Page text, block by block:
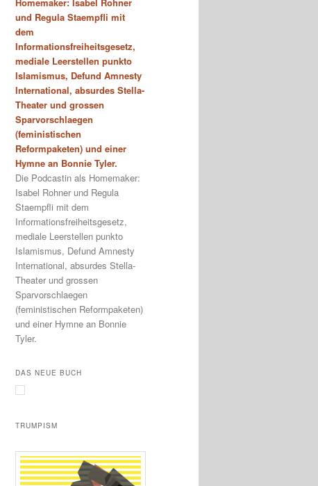
und Regula Staempfli mit
dem
Informationsfreiheitsgesetz,
mediale Leerstellen punkto
Islamismus, Defund Amnesty
International, absurdes Stella-
Theater und grossen
Sparvorschlaegen
(feministischen
Reformpaketen) und einer
Hymne an Bonnie Tyler.
Die Podcastin als Homemaker:
Isabel Rohner und Regula
Staempfli mit dem
Informationsfreiheitsgesetz,
mediale Leerstellen punkto
Islamismus, Defund Amnesty
International, absurdes Stella-
Theater und grossen
Sparvorschlaegen
(feministischen Reformpaketen)
und einer Hymne an Bonnie
Tyler.
DAS NEUE BUCH
TRUMPISM